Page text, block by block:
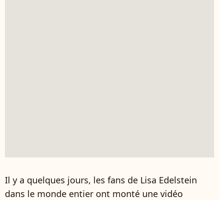
Il y a quelques jours, les fans de Lisa Edelstein
dans le monde entier ont monté une vidéo